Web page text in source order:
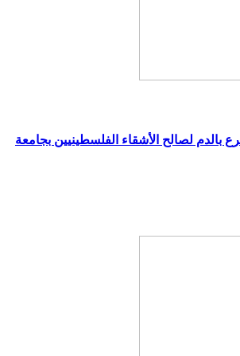
بالدم لصالح الأشقاء الفلسطينيين بجامعة